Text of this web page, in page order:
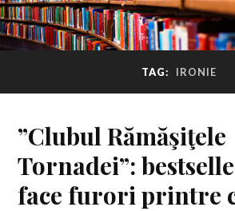
TAG: IRONIE
”Clubul Rămăşiţele
Tornadei”:
face furori printre